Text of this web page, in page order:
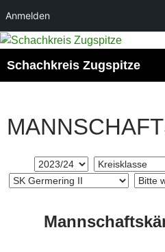
Anmelden
Zum
springen
Schachkreis Zugspitze